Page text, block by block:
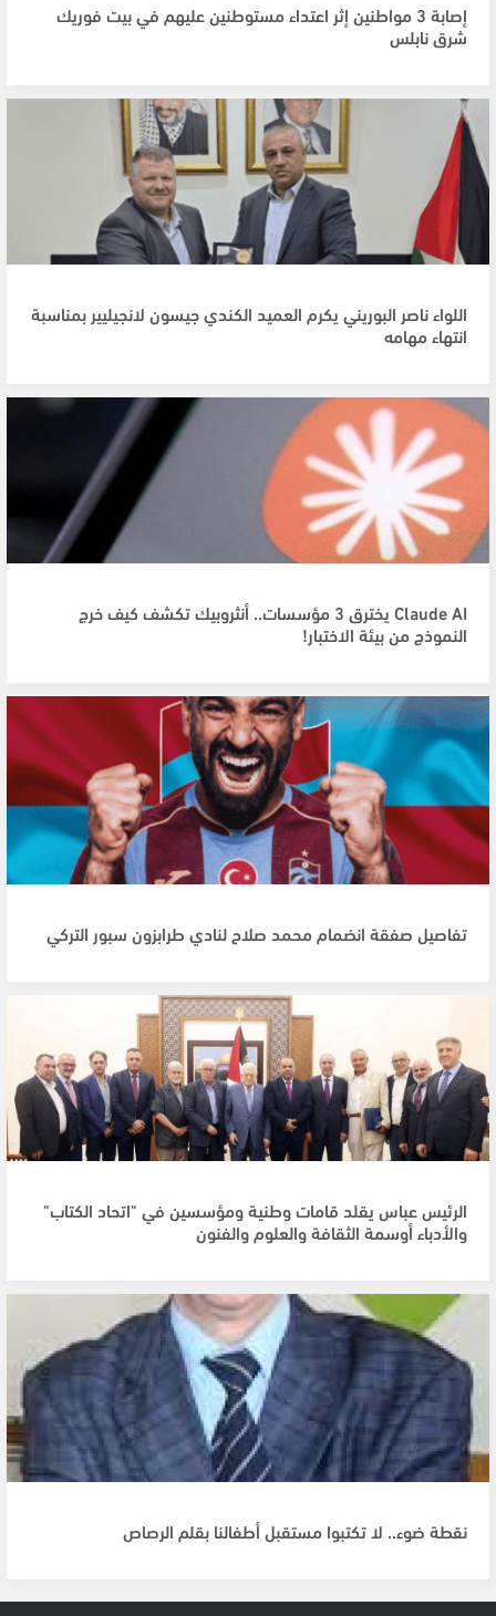
إصابة 3 مواطنين إثر اعتداء مستوطنين عليهم في بيت فوريك
شرق نابلس
اللواء ناصر البوريني يكرم العميد الكندي جيسون لانجيليير بمناسبة
انتهاء مهامه
Claude AI يخترق 3 مؤسسات.. أنثروبيك تكشف كيف خرج
النموذج من بيئة الاختبار!
تفاصيل صفقة انضمام محمد صلاح لنادي طرابزون سبور التركي
الرئيس عباس يقلد قامات وطنية ومؤسسين في "اتحاد الكتاب"
والأدباء أوسمة الثقافة والعلوم والفنون
نقطة ضوء.. لا تكتبوا مستقبل أطفالنا بقلم الرصاص